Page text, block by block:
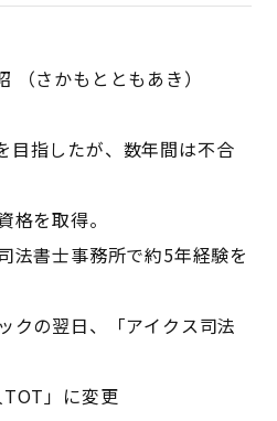
さかもとともあき）
目指したが、数年間は不合
格を取得。
法書士事務所で約5年経験を
クの翌日、「アイクス司法
」に変更